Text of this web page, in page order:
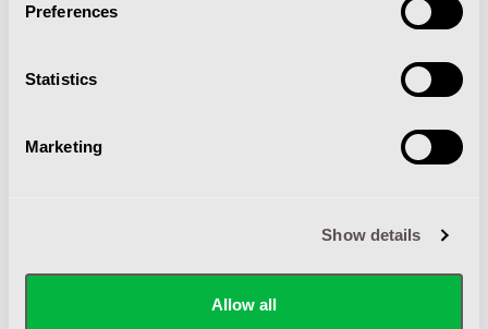
Preferences
Statistics
Marketing
Show details
Allow all
capaciteiten worden nog verbluffender als er bij
verteld wordt dat de machines 100% elektrisch zijn en
dus bij kunnen dragen aan een beter milieu en uw CO2-